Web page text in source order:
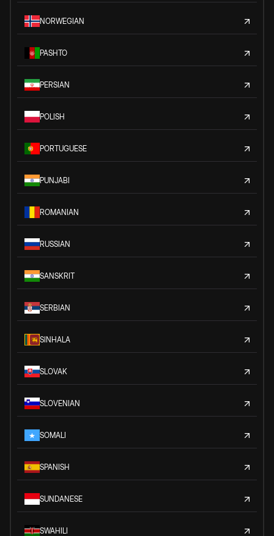
NORWEGIAN
PASHTO
PERSIAN
POLISH
PORTUGUESE
PUNJABI
ROMANIAN
RUSSIAN
SANSKRIT
SERBIAN
SINHALA
SLOVAK
SLOVENIAN
SOMALI
SPANISH
SUNDANESE
SWAHILI